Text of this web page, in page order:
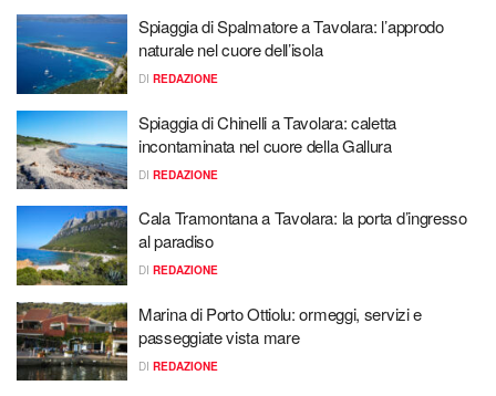
Spiaggia di Spalmatore a Tavolara: l’approdo
naturale nel cuore dell’isola
DI REDAZIONE
Spiaggia di Chinelli a Tavolara: caletta
incontaminata nel cuore della Gallura
DI REDAZIONE
Cala Tramontana a Tavolara: la porta d’ingresso
al paradiso
DI REDAZIONE
Marina di Porto Ottiolu: ormeggi, servizi e
passeggiate vista mare
DI REDAZIONE